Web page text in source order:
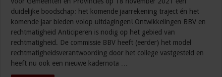
duidelijke boodschap: het komende jaarrekening traject én het
komende jaar bieden volop uitdagingen! Ontwikkelingen BBV en
rechtmatigheid Anticiperen is nodig op het gebied van
rechtmatigheid. De commissie BBV heeft (eerder) het model
rechtmatigheidsverantwoording door het college vastgesteld en
heeft nu ook een nieuwe kadernota …